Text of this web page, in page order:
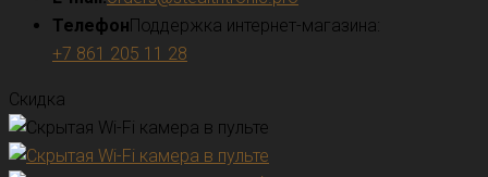
ТелефонПоддержка интернет-магазина:
+7 861 205 11 28
Скидка